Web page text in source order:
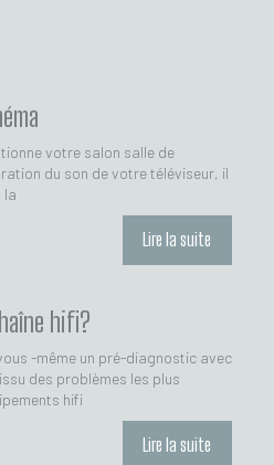
votre salon salle de
du son de votre téléviseur, il
la
Lire la suite
hifi?
-même un pré-diagnostic avec
des problèmes les plus
hifi
Lire la suite